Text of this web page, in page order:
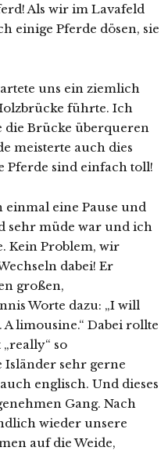
Als wir im Lavafeld
einige Pferde dösen, sie
uns ein ziemlich
führte. Ich
die Brücke überqueren
meisterte auch dies
Pferde sind einfach toll!
einmal eine Pause und
sehr müde war und ich
Kein Problem, wir
dabei! Er
großen,
Worte dazu: „I will
limousine.“ Dabei rollte
„really“ so
sehr gerne
englisch. Und dieses
Gang. Nach
wieder unsere
auf die Weide,